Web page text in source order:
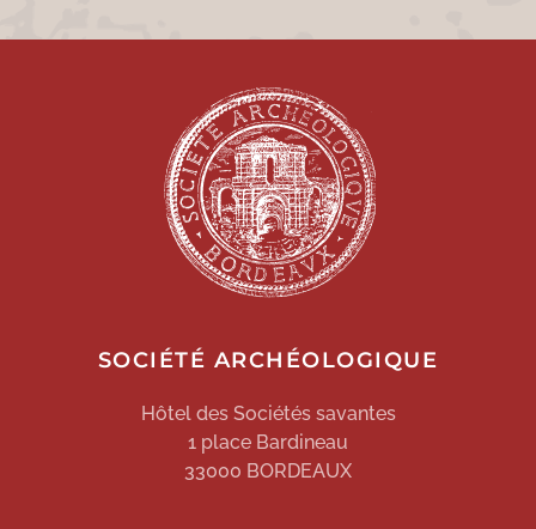
SOCIÉTÉ ARCHÉOLOGIQUE
Hôtel des Sociétés savantes
1 place Bardineau
33000 BORDEAUX